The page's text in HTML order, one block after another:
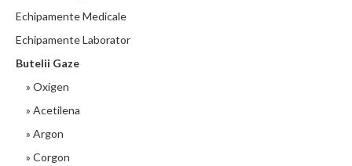
Echipamente Medicale
Echipamente Laborator
Butelii Gaze
» Oxigen
» Acetilena
» Argon
» Corgon